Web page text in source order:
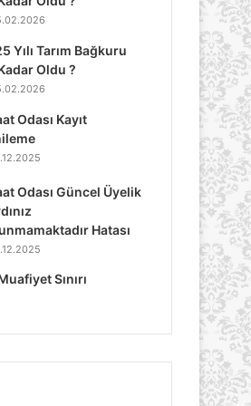
Yılı Tarım Bağkuru
Oldu ?
Odası Kayıt
Odası Güncel Üyelik
Hatası
Sınırı